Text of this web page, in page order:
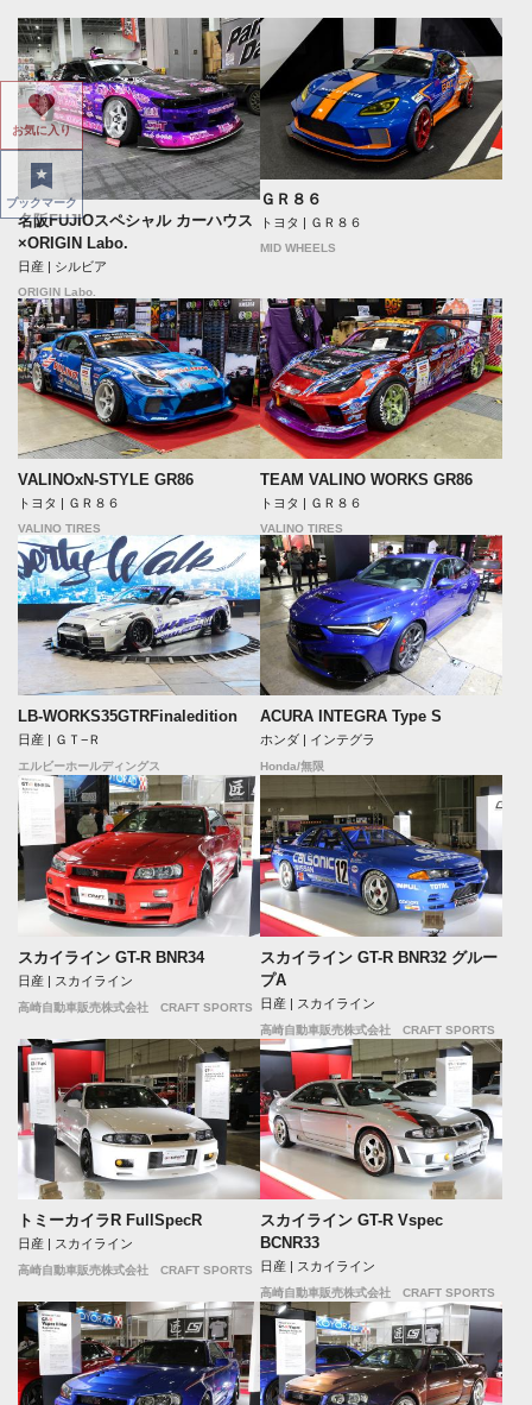
名阪FUJIOスペシャル カーハウス
×ORIGIN Labo.
日産 | シルビア
ORIGIN Labo.
ＧＲ８６
トヨタ | ＧＲ８６
MID WHEELS
VALINOxN-STYLE GR86
トヨタ | ＧＲ８６
VALINO TIRES
TEAM VALINO WORKS GR86
トヨタ | ＧＲ８６
VALINO TIRES
LB-WORKS35GTRFinaledition
日産 | ＧＴ−Ｒ
エルビーホールディングス
ACURA INTEGRA Type S
ホンダ | インテグラ
Honda/無限
スカイライン GT-R BNR34
日産 | スカイライン
高崎自動車販売株式会社 CRAFT SPORTS
スカイライン GT-R BNR32 グルー
プA
日産 | スカイライン
高崎自動車販売株式会社 CRAFT SPORTS
トミーカイラR FullSpecR
日産 | スカイライン
高崎自動車販売株式会社 CRAFT SPORTS
スカイライン GT-R Vspec
BCNR33
日産 | スカイライン
高崎自動車販売株式会社 CRAFT SPORTS
お気に入り
ブックマーク